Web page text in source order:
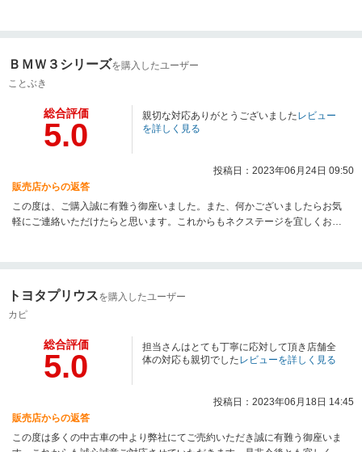
ＢＭＷ３シリーズを購入したユーザー
ことぶき
総合評価
5.0
親切な対応ありがとうございましたレビュー
を詳しく見る
投稿日：2023年06月24日 09:50
販売店からの返答
この度は、ご購入誠に有難う御座いました。また、何かございましたらお気
軽にご連絡いただけたらと思います。これからもネクステージを宜しくお願
トヨタプリウスを購入したユーザー
カピ
総合評価
5.0
担当さんはとても丁寧に応対して頂き店舗全
体の対応も親切でしたレビューを詳しく見る
投稿日：2023年06月18日 14:45
販売店からの返答
この度は多くの中古車の中より弊社にてご売約いただき誠に有難う御座いま